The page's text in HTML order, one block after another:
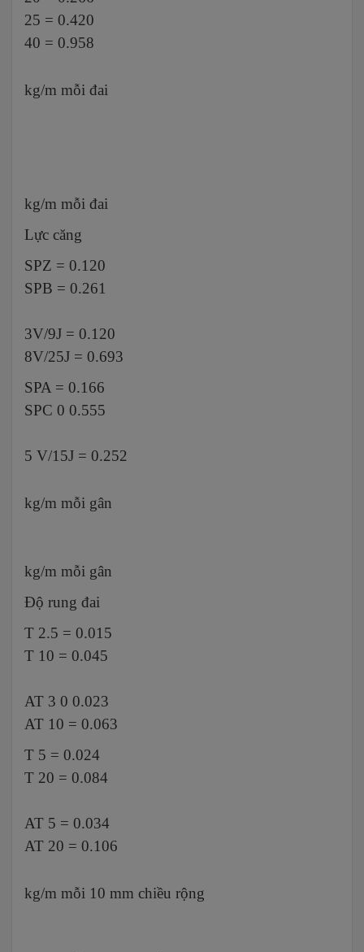
25 = 0.420
40 = 0.958
kg/m mỗi đai
kg/m mỗi đai
Lực căng
SPZ = 0.120
SPB = 0.261
3V/9J = 0.120
8V/25J = 0.693
SPA = 0.166
SPC 0 0.555
5 V/15J = 0.252
kg/m mỗi gân
kg/m mỗi gân
Độ rung đai
T 2.5 = 0.015
T 10 = 0.045
AT 3 0 0.023
AT 10 = 0.063
T 5 = 0.024
T 20 = 0.084
AT 5 = 0.034
AT 20 = 0.106
kg/m mỗi 10 mm chiều rộng